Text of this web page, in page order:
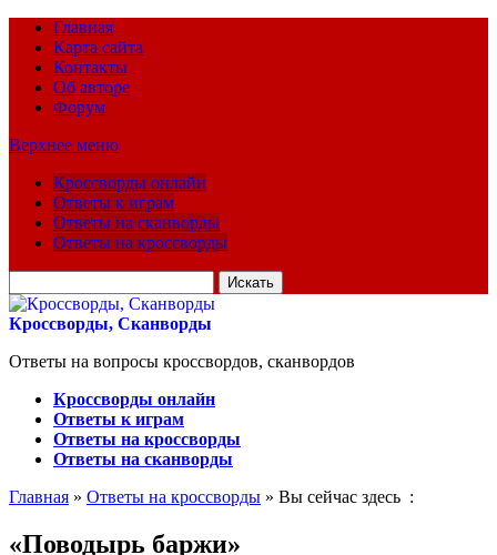
Главная
Карта сайта
Контакты
Об авторе
Форум
Верхнее меню
Кроссворды онлайн
Ответы к играм
Ответы на сканворды
Ответы на кроссворды
для:
Кроссворды, Сканворды
Ответы на вопросы кроссвордов, сканвордов
Кроссворды онлайн
Ответы к играм
Ответы на кроссворды
Ответы на сканворды
Главная » Ответы на кроссворды » Вы сейчас здесь :
«Поводырь баржи»